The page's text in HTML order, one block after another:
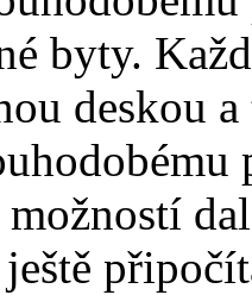
byty.
deskou